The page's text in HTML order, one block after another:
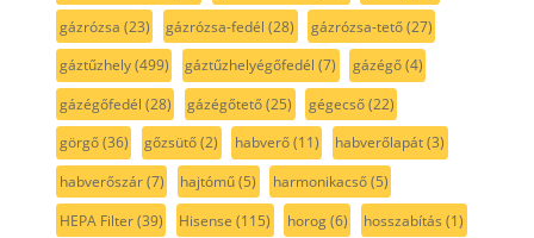
gázrózsa (23) gázrózsa-fedél (28) gázrózsa-tető(27)
gáztűzhely(499) gáztűzhelyégőfedél (7) gázégő(4)
gázégőfedél (28) gázégőtető(25) gégecső(22)
görgő(36) gőzsütő(2) habverő(11) habverőlapát(3)
habverőszár(7) hajtómű(5) harmonikacső(5)
HEPA Filter(39) Hisense (115) horog(6) hosszabítás (1)